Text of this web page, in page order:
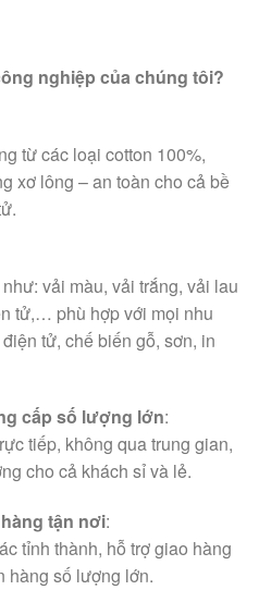
nghiệp của chúng tôi?
từ các loại cotton 100%,
xơ lông – an toàn cho cả bề
vải màu, vải trắng, vải lau
tử,… phù hợp với mọi nhu
tử, chế biến gỗ, sơn, in
cấp số lượng lớn:
tiếp, không qua trung gian,
cho cả khách sỉ và lẻ.
tận nơi:
tỉnh thành, hỗ trợ giao hàng
hàng số lượng lớn.